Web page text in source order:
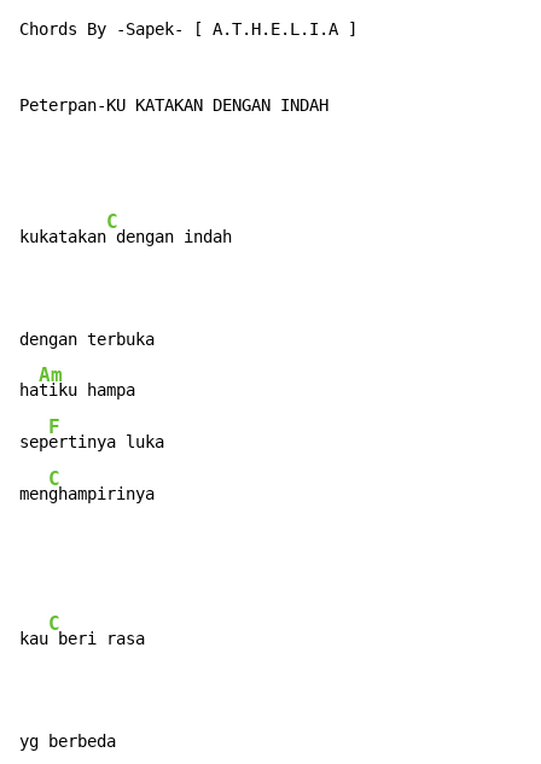
Chords By -Sapek- [ A.T.H.E.L.I.A ]
Peterpan-KU KATAKAN DENGAN INDAH
kukatakan
C
dengan indah
dengan terbuka
ha
Am
tiku hampa
sep
F
ertinya luka
men
C
ghampirinya
kau
C
beri rasa
yg berbeda